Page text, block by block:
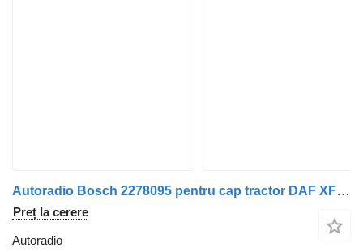
Autoradio Bosch 2278095 pentru cap tractor DAF XF 106
Preț la cerere
Autoradio